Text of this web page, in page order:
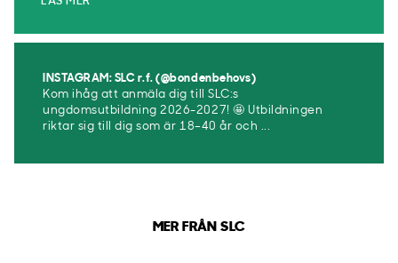
INSTAGRAM: SLC r.f. (@bondenbehovs)
Kom ihåg att anmäla dig till SLC:s
ungdomsutbildning 2026-2027! 🤩 Utbildningen
riktar sig till dig som är 18–40 år och ...
MER FRÅN SLC